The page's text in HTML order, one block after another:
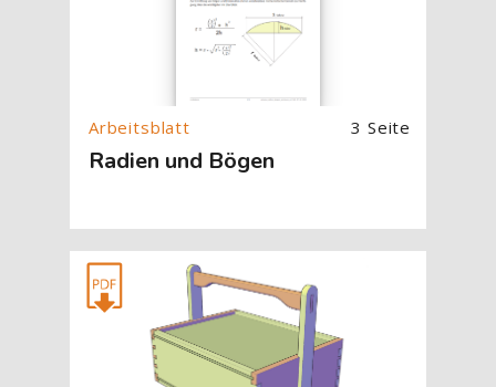
3 Seite
Radien und Bögen
[Cocoon] About (Text with Image) überspringen